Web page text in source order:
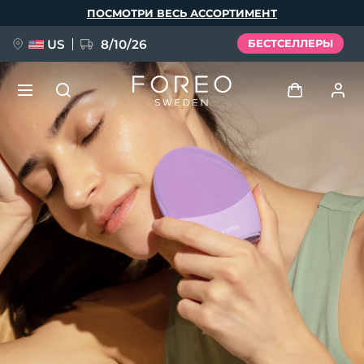
ПОСМОТРИ ВЕСЬ АССОРТИМЕНТ
US 8/10/26 БЕСТСЕЛЛЕРЫ
Профиль пользователя
Мои приборы
Мои заказы
Мои адреса
Мои подписки
НОВИНКА
FAQ™ Pure Beauty-Tech Elixir
BREAKING NEWS
issa™ Teeth Whitening Set
Язык
English Deutsch
Español
Français
Italiano
Português
Svenska
Русский
Türkçe
简体中文 繁體中文